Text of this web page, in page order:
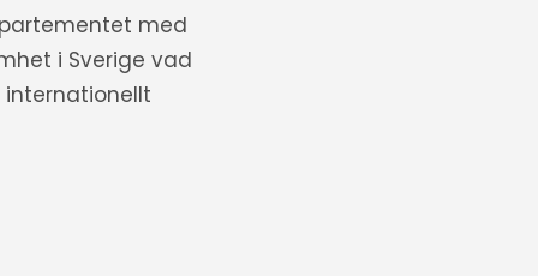
med
i Sverige vad
internationellt